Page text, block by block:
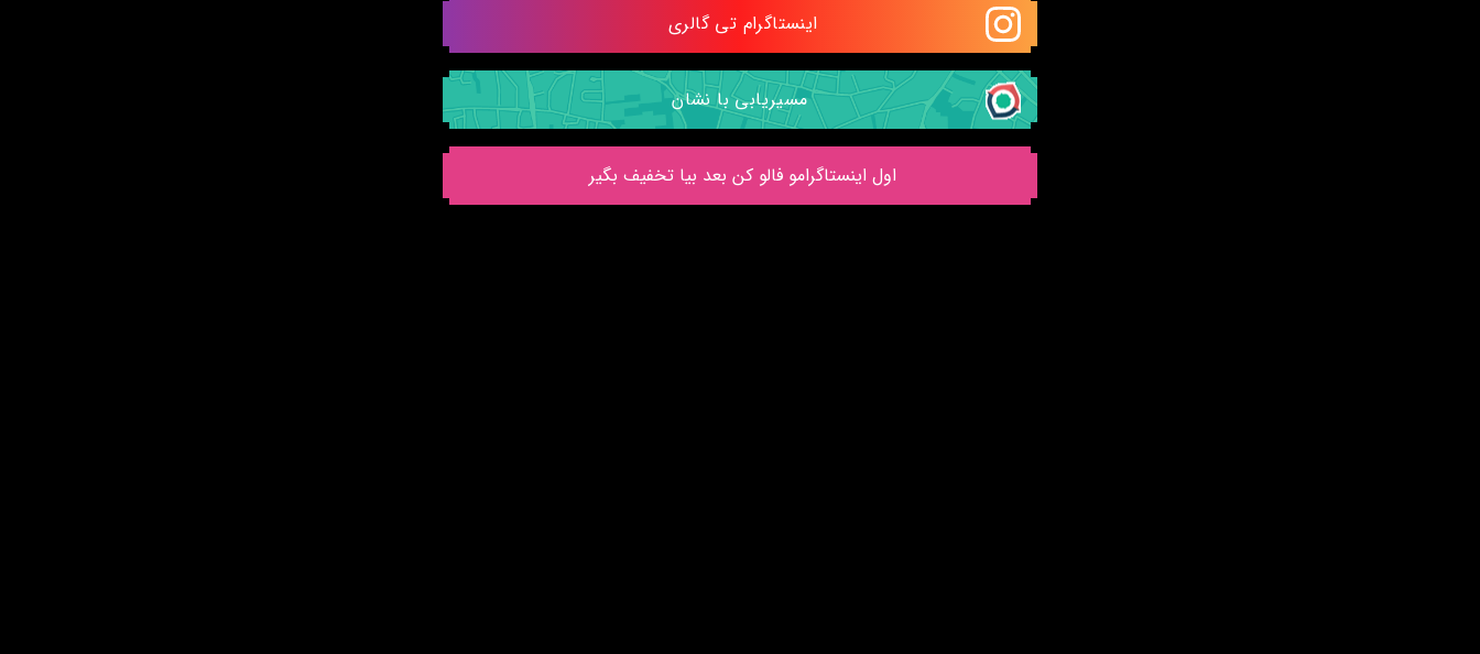
اینستاگرام تی گالری
مسیریابی با نشان
اول اینستاگرامو فالو کن بعد بیا تخفیف بگیر